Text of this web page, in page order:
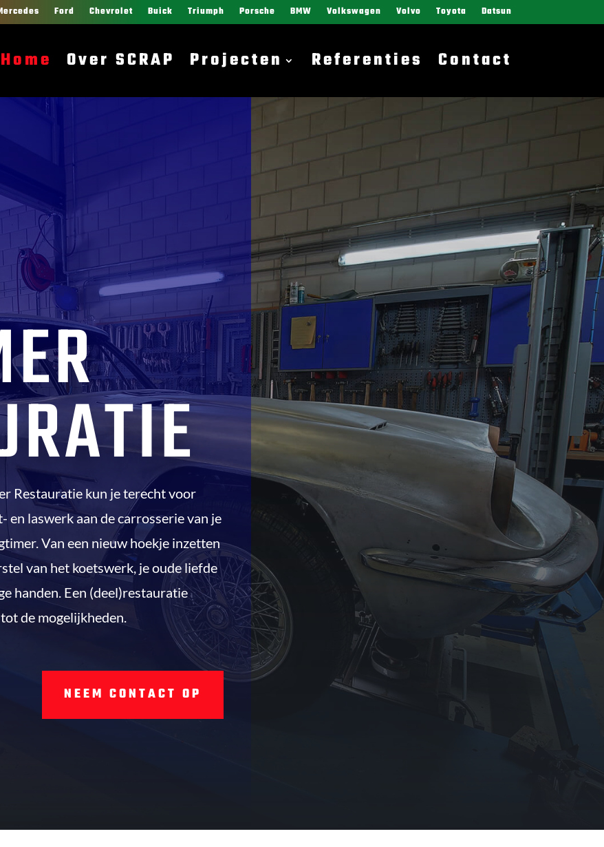
Ford Chevrolet Buick Triumph Porsche BMW Volkswagen Volvo Toyota Datsun
Home Over SCRAP Projecten Referenties Contact
Restauratie kun je terecht voor
en laswerk aan de carrosserie van je
Van een nieuw hoekje inzetten
van het koetswerk, je oude liefde
handen. Een (deel)restauratie
de mogelijkheden.
NEEM CONTACT OP